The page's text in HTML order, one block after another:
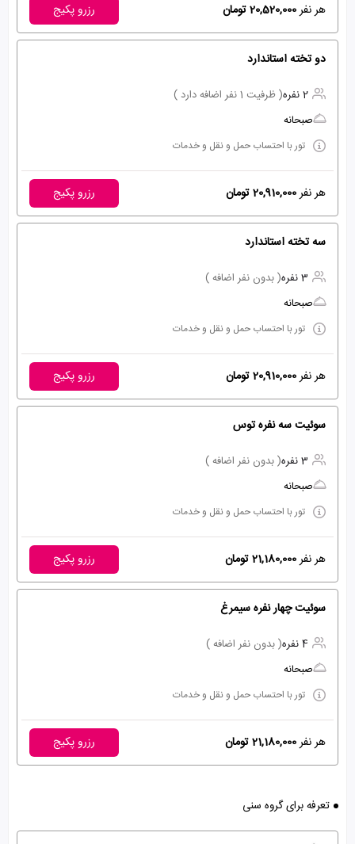
هر نفر20,520,000 تومان رزرو پکیج
دو تخته استاندارد
2 نفره
( ظرفیت 1 نفر اضافه دارد )
صبحانه
تور با احتساب حمل و نقل و خدمات
هر نفر20,910,000 تومان رزرو پکیج
سه تخته استاندارد
3 نفره
( بدون نفر اضافه )
صبحانه
تور با احتساب حمل و نقل و خدمات
هر نفر20,910,000 تومان رزرو پکیج
سوئیت سه نفره توس
3 نفره
( بدون نفر اضافه )
صبحانه
تور با احتساب حمل و نقل و خدمات
هر نفر21,180,000 تومان رزرو پکیج
سوئیت چهار نفره سیمرغ
4 نفره
( بدون نفر اضافه )
صبحانه
تور با احتساب حمل و نقل و خدمات
هر نفر21,180,000 تومان رزرو پکیج
تعرفه برای گروه سنی